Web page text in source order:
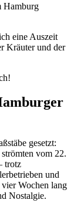
Hamburg
eine Auszeit
Kräuter und der
gesetzt:
vom 22.
trotz
und
Wochen lang
Nostalgie.